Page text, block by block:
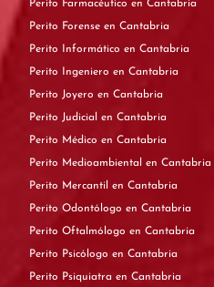
Perito Farmacéutico en Cantabria
Perito Forense en Cantabria
Perito Informático en Cantabria
Perito Ingeniero en Cantabria
Perito Joyero en Cantabria
Perito Judicial en Cantabria
Perito Médico en Cantabria
Perito Medioambiental en Cantabria
Perito Mercantil en Cantabria
Perito Odontólogo en Cantabria
Perito Oftalmólogo en Cantabria
Perito Psicólogo en Cantabria
Perito Psiquiatra en Cantabria